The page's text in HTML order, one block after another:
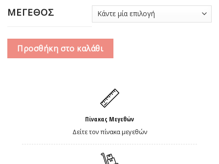
ΜΕΓΕΘΟΣ
Προσθήκη στο καλάθι
Πίνακας Μεγεθών
Δείτε τον πίνακα μεγεθών